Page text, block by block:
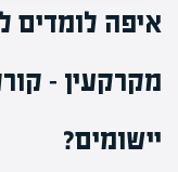
איפה לומדים
מקרקעין –
יישומים?